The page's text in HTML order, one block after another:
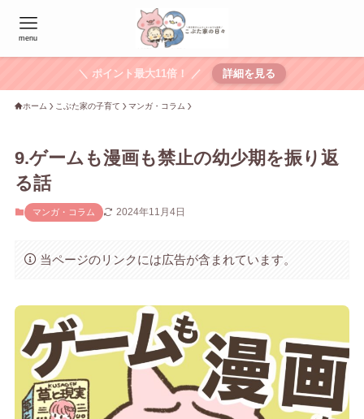
menu
＼ ポイント最大11倍！ ／ 詳細を見る
ホーム こぶた家の子育て マンガ・コラム
9.ゲームも漫画も禁止の幼少期を振り返
る話
マンガ・コラム 2024年11月4日
当ページのリンクには広告が含まれています。